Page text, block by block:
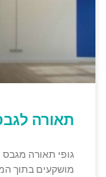
תאורה
גופי תאורה מגבס
מושקעים בתוך